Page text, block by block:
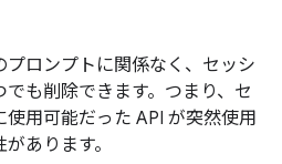
プロンプトに関係なく、セッシ
でも削除できます。つまり、セ
使用可能だった API が突然使用
あります。